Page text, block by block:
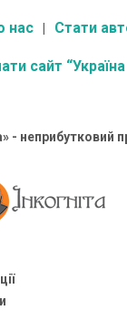
нас Стати
сайт “Україна
- неприбутковий